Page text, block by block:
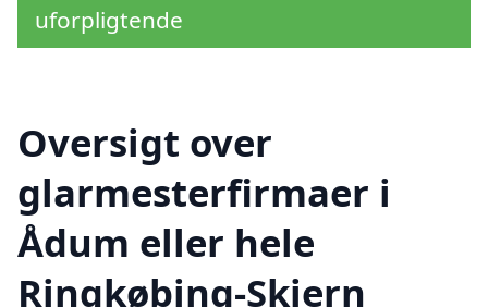
uforpligtende
Oversigt over
glarmesterfirmaer i
Ådum eller hele
Ringkøbing-Skjern